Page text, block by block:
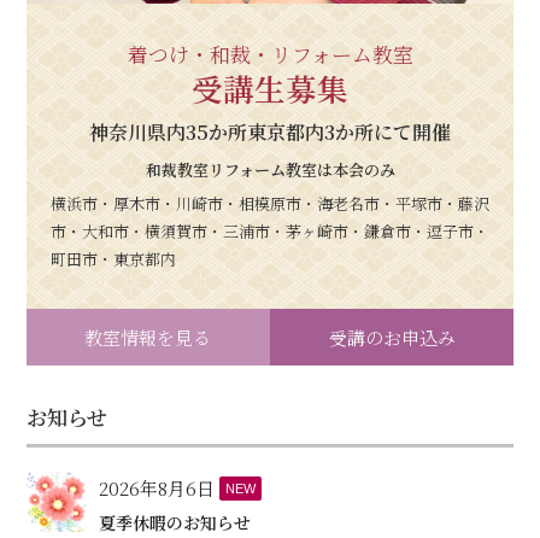
着つけ・和裁・リフォーム教室
受講生募集
神奈川県内35か所東京都内3か所にて開催
和裁教室リフォーム教室は本会のみ
横浜市・厚木市・川崎市・相模原市・海老名市・平塚市・藤沢
市・大和市・横須賀市・三浦市・茅ヶ崎市・鎌倉市・逗子市・
町田市・東京都内
教室情報を見る 受講のお申込み
お知らせ
2026年8月6日 NEW
夏季休暇のお知らせ